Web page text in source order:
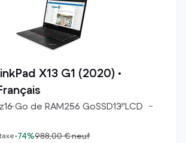
X13 G1 (2020) •
16Go de RAM256 GoSSD13"LCD
-74%988,00 €neuf